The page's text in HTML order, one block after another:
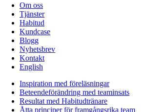
Om oss
Tjänster
Habitud
Kundcase
Blogg
Nyhetsbrev
Kontakt
English
Inspiration med föreläsningar
Beteendeförändring med teaminsats
Resultat med Habitudtränare
Åtta principer för framgångsrika team